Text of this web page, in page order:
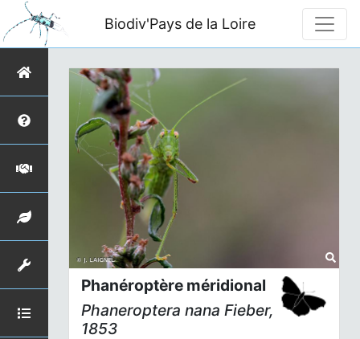
Biodiv'Pays de la Loire
Phanéroptère méridional
Phaneroptera nana Fieber,
1853